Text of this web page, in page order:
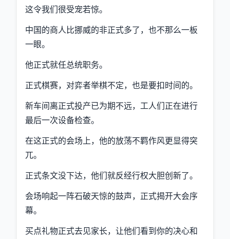
这令我们很受宠若惊。
中国的商人比挪威的非正式多了，也不那么一板
一眼。
他正式就任总统职务。
正式棋赛，对弈者举棋不定，也是要扣时间的。
新车间离正式投产已为期不远，工人们正在进行
最后一次设备检查。
在这正式的会场上，他的放荡不羁作风更显得突
兀。
正式条文没下达，他们就反经行权大胆创新了。
会场响起一阵石破天惊的鼓声，正式揭开大会序
幕。
买点礼物正式去见家长，让他们看到你的决心和